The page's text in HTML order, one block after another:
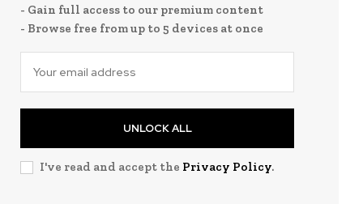
- Gain full access to our premium content
- Browse free from up to 5 devices at once
UNLOCK ALL
I've read and accept the Privacy Policy.